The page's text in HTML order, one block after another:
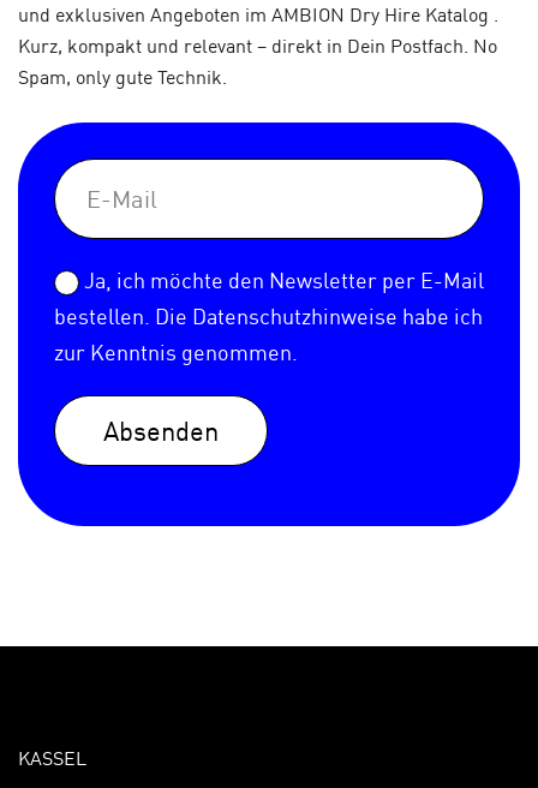
und exklusiven Angeboten im AMBION Dry Hire Katalog .
Kurz, kompakt und relevant – direkt in Dein Postfach. No
Spam, only gute Technik.
Ja, ich möchte den Newsletter per E-Mail
bestellen. Die Datenschutzhinweise habe ich
zur Kenntnis genommen.
Absenden
KASSEL